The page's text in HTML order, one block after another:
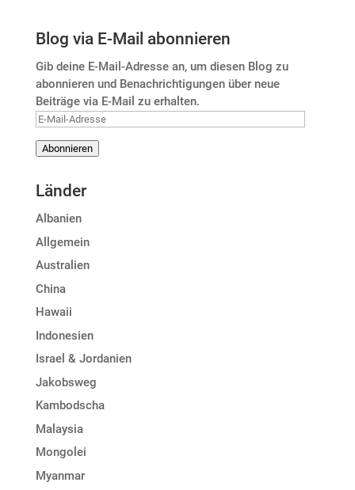
Blog via E-Mail abonnieren
Gib deine E-Mail-Adresse an, um diesen Blog zu
abonnieren und Benachrichtigungen über neue
Beiträge via E-Mail zu erhalten.
E-
Adresse
Abonnieren
Länder
Albanien
Allgemein
Australien
China
Hawaii
Indonesien
Israel & Jordanien
Jakobsweg
Kambodscha
Malaysia
Mongolei
Myanmar